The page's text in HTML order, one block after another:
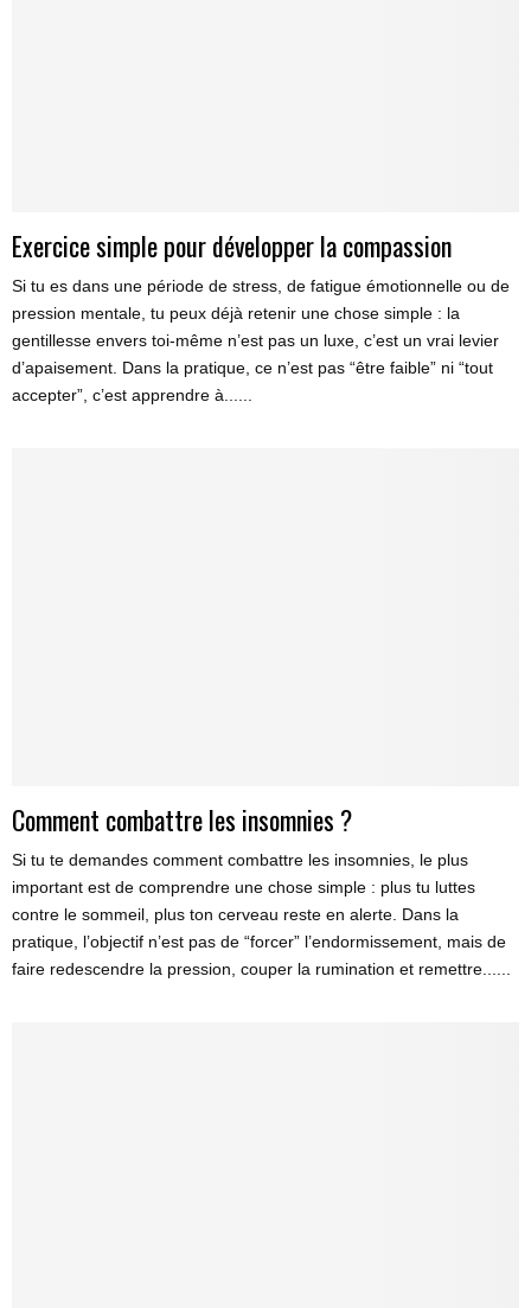
Exercice simple pour développer la compassion
Si tu es dans une période de stress, de fatigue émotionnelle ou de
pression mentale, tu peux déjà retenir une chose simple : la
gentillesse envers toi-même n’est pas un luxe, c’est un vrai levier
d’apaisement. Dans la pratique, ce n’est pas “être faible” ni “tout
accepter”, c’est apprendre à......
Comment combattre les insomnies ?
Si tu te demandes comment combattre les insomnies, le plus
important est de comprendre une chose simple : plus tu luttes
contre le sommeil, plus ton cerveau reste en alerte. Dans la
pratique, l’objectif n’est pas de “forcer” l’endormissement, mais de
faire redescendre la pression, couper la rumination et remettre......